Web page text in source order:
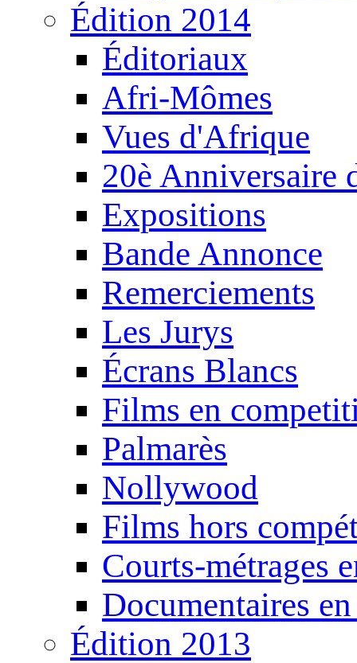
Édition 2014
Éditoriaux
Afri-Mômes
Vues d'Afrique
20è Anniversaire
Expositions
Bande Annonce
Remerciements
Les Jurys
Écrans Blancs
Films en
Palmarès
Nollywood
Films hors
Courts-métrages
Documentaires
Édition 2013